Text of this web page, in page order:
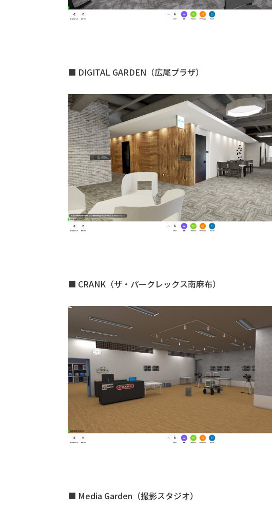
■ DIGITAL GARDEN（広尾プラザ）
■ CRANK（ザ・パークレックス南⿇布）
■ Media Garden（撮影スタジオ）